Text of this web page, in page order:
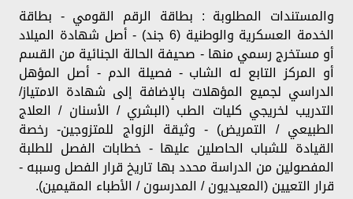
والمستندات المطلوبة : بطاقة الرقم القومي - بطاقة
الخدمة العسكرية والوطنية (6 جند) - أصل شهادة الميلاد
أو مستخرج رسمي منها - صحيفة الحالة الجنائية من القسم
أو المركز التابع له الشاب - فصيلة الدم - أصل المؤهل
الدراسي لجميع المؤهلات بالإضافة إلى شهادة الامتياز/
التدريب لخريجي كليات الطب (البشري / الأسنان / العلاج
الطبيعي / التمريض) - وثيقة الزواج للمتزوجين- رخصة
القيادة للشباب الحاصلين عليها - خطابات الفصل للطلبة
المفصولين من الدراسة محدد بها تاريخ قرار الفصل وسببه -
قرار التعيين (المعيديون / المدرسون / الأطباء المقيمين).